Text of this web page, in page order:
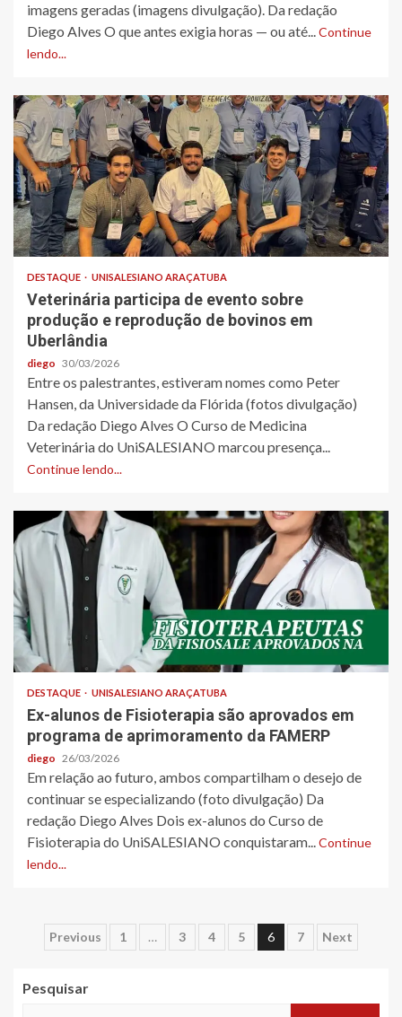
imagens geradas (imagens divulgação). Da redação
Diego Alves O que antes exigia horas — ou até...Continue
lendo...
DESTAQUE UNISALESIANO ARAÇATUBA
Veterinária participa de evento sobre
produção e reprodução de bovinos em
Uberlândia
diego 30/03/2026
Entre os palestrantes, estiveram nomes como Peter
Hansen, da Universidade da Flórida (fotos divulgação)
Da redação Diego Alves O Curso de Medicina
Veterinária do UniSALESIANO marcou presença...
Continue lendo...
DESTAQUE UNISALESIANO ARAÇATUBA
Ex-alunos de Fisioterapia são aprovados em
programa de aprimoramento da FAMERP
diego 26/03/2026
Em relação ao futuro, ambos compartilham o desejo de
continuar se especializando (foto divulgação) Da
redação Diego Alves Dois ex-alunos do Curso de
Fisioterapia do UniSALESIANO conquistaram...Continue
lendo...
Paginação
de
Previous 1 … 3 4 5 6 7 Next
Pesquisar